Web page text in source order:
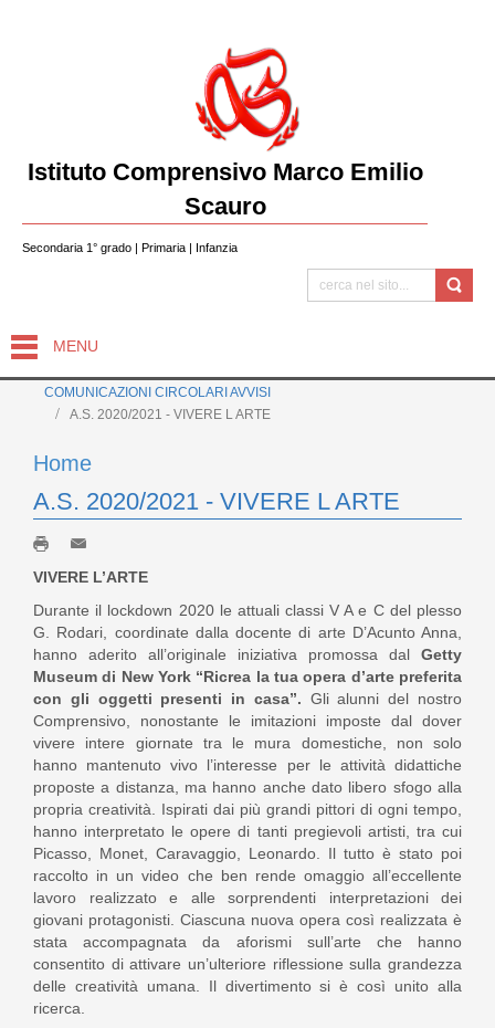
Istituto Comprensivo Marco Emilio
Scauro
Secondaria 1° grado | Primaria | Infanzia
MENU
COMUNICAZIONI CIRCOLARI AVVISI
A.S. 2020/2021 - VIVERE L ARTE
Home
A.S. 2020/2021 - VIVERE L ARTE
VIVERE L’ARTE
Durante il lockdown 2020 le attuali classi V A e C del plesso
G. Rodari, coordinate dalla docente di arte D’Acunto Anna,
hanno aderito all’originale iniziativa promossa dal Getty
Museum di New York “Ricrea la tua opera d’arte preferita
con gli oggetti presenti in casa”. Gli alunni del nostro
Comprensivo, nonostante le imitazioni imposte dal dover
vivere intere giornate tra le mura domestiche, non solo
hanno mantenuto vivo l’interesse per le attività didattiche
proposte a distanza, ma hanno anche dato libero sfogo alla
propria creatività. Ispirati dai più grandi pittori di ogni tempo,
hanno interpretato le opere di tanti pregievoli artisti, tra cui
Picasso, Monet, Caravaggio, Leonardo. Il tutto è stato poi
raccolto in un video che ben rende omaggio all’eccellente
lavoro realizzato e alle sorprendenti interpretazioni dei
giovani protagonisti. Ciascuna nuova opera così realizzata è
stata accompagnata da aforismi sull’arte che hanno
consentito di attivare un’ulteriore riflessione sulla grandezza
delle creatività umana. Il divertimento si è così unito alla
ricerca.